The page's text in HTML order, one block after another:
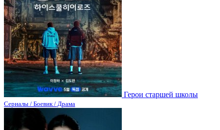
Герои старшей школы
Сериалы / Боевик / Драма